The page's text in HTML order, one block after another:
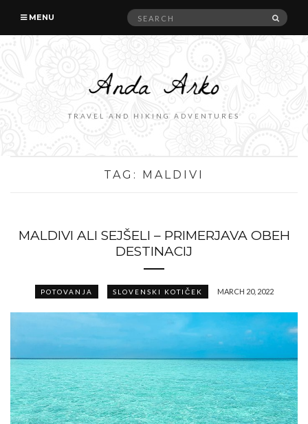
MENU
Search
TRAVEL AND HIKING ADVENTURES
TAG: MALDIVI
MALDIVI ALI SEJŠELI – PRIMERJAVA OBEH
DESTINACIJ
POTOVANJA SLOVENSKI KOTIČEK MARCH 20, 2022